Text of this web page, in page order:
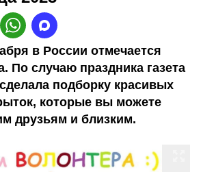
в России отмечается
По случаю праздника газета
подборку красивых
которые вы можете
друзьям и близким.